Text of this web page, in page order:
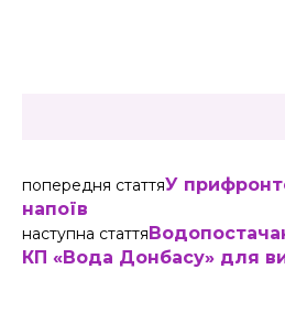
попередня статтяУ
напоїв
наступна стаття
КП «Вода Донбасу» для